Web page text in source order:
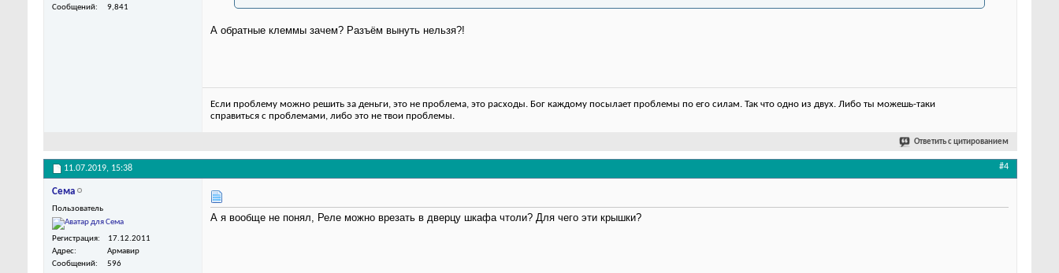
Сообщений
9,841
А обратные клеммы зачем? Разъём вынуть нельзя?!
Если проблему можно решить за деньги, это не проблема, это расходы. Бог каждому посылает проблемы по его силам. Так что одно из двух. Либо ты можешь-таки
справиться с проблемами, либо это не твои проблемы.
Ответить с цитированием
11.07.2019, 15:38 #4
Сема
Пользователь
Регистрация
17.12.2011
Адрес
Армавир
Сообщений
596
А я вообще не понял, Реле можно врезать в дверцу шкафа чтоли? Для чего эти крышки?